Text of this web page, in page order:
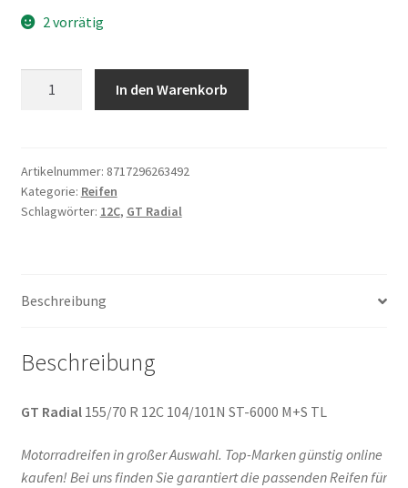
2 vorrätig
12C
104/101N
ST-
Menge
In den Warenkorb
Artikelnummer: 8717296263492
Kategorie: Reifen
Schlagwörter: 12C, GT Radial
Beschreibung
Beschreibung
GT Radial155/70 R 12C 104/101N ST-6000 M+S TL
Motorradreifen in großer Auswahl. Top-Marken günstig online
kaufen! Bei uns finden Sie garantiert die passenden Reifen für